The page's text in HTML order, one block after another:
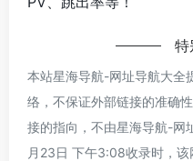
特
本站星海导航-网址导航大全
络，不保证外部链接的准确
接的指向，不由星海导航-网
月23日 下午3:08收录时，该